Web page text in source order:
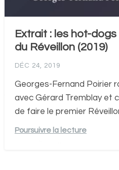
Extrait : les hot-
du Réveillon (2019)
DÉC 24, 2019
Georges-Fernand Poirier
avec Gérard Tremblay et
de faire le premier
Poursuivre la lecture